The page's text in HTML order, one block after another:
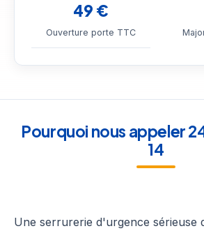
49 €
Ouverture porte TTC
Pourquoi nous appeler
14
Une serrurerie d'urgence sérieuse